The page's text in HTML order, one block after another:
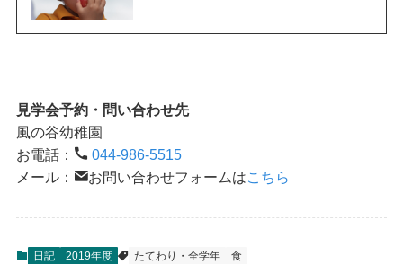
見学会予約・問い合わせ先
風の谷幼稚園
お電話：
044-986-5515
メール：
お問い合わせフォームはこちら
日記 2019年度 たてわり・全学年 食